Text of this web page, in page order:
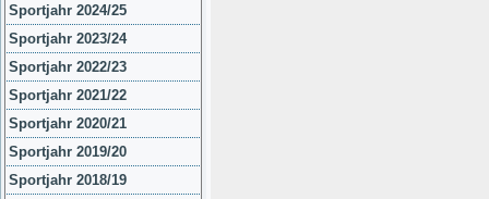
Sportjahr 2024/25
Sportjahr 2023/24
Sportjahr 2022/23
Sportjahr 2021/22
Sportjahr 2020/21
Sportjahr 2019/20
Sportjahr 2018/19